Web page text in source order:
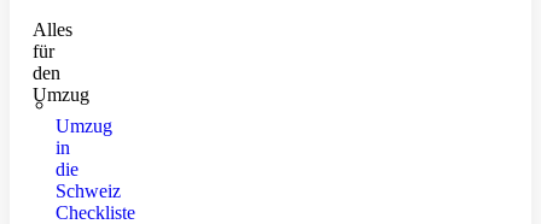
Alles
für
den
Umzug
Umzug
in
die
Schweiz
Checkliste